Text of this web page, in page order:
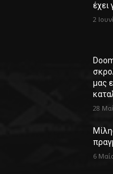
έχει
2
μας
28
6